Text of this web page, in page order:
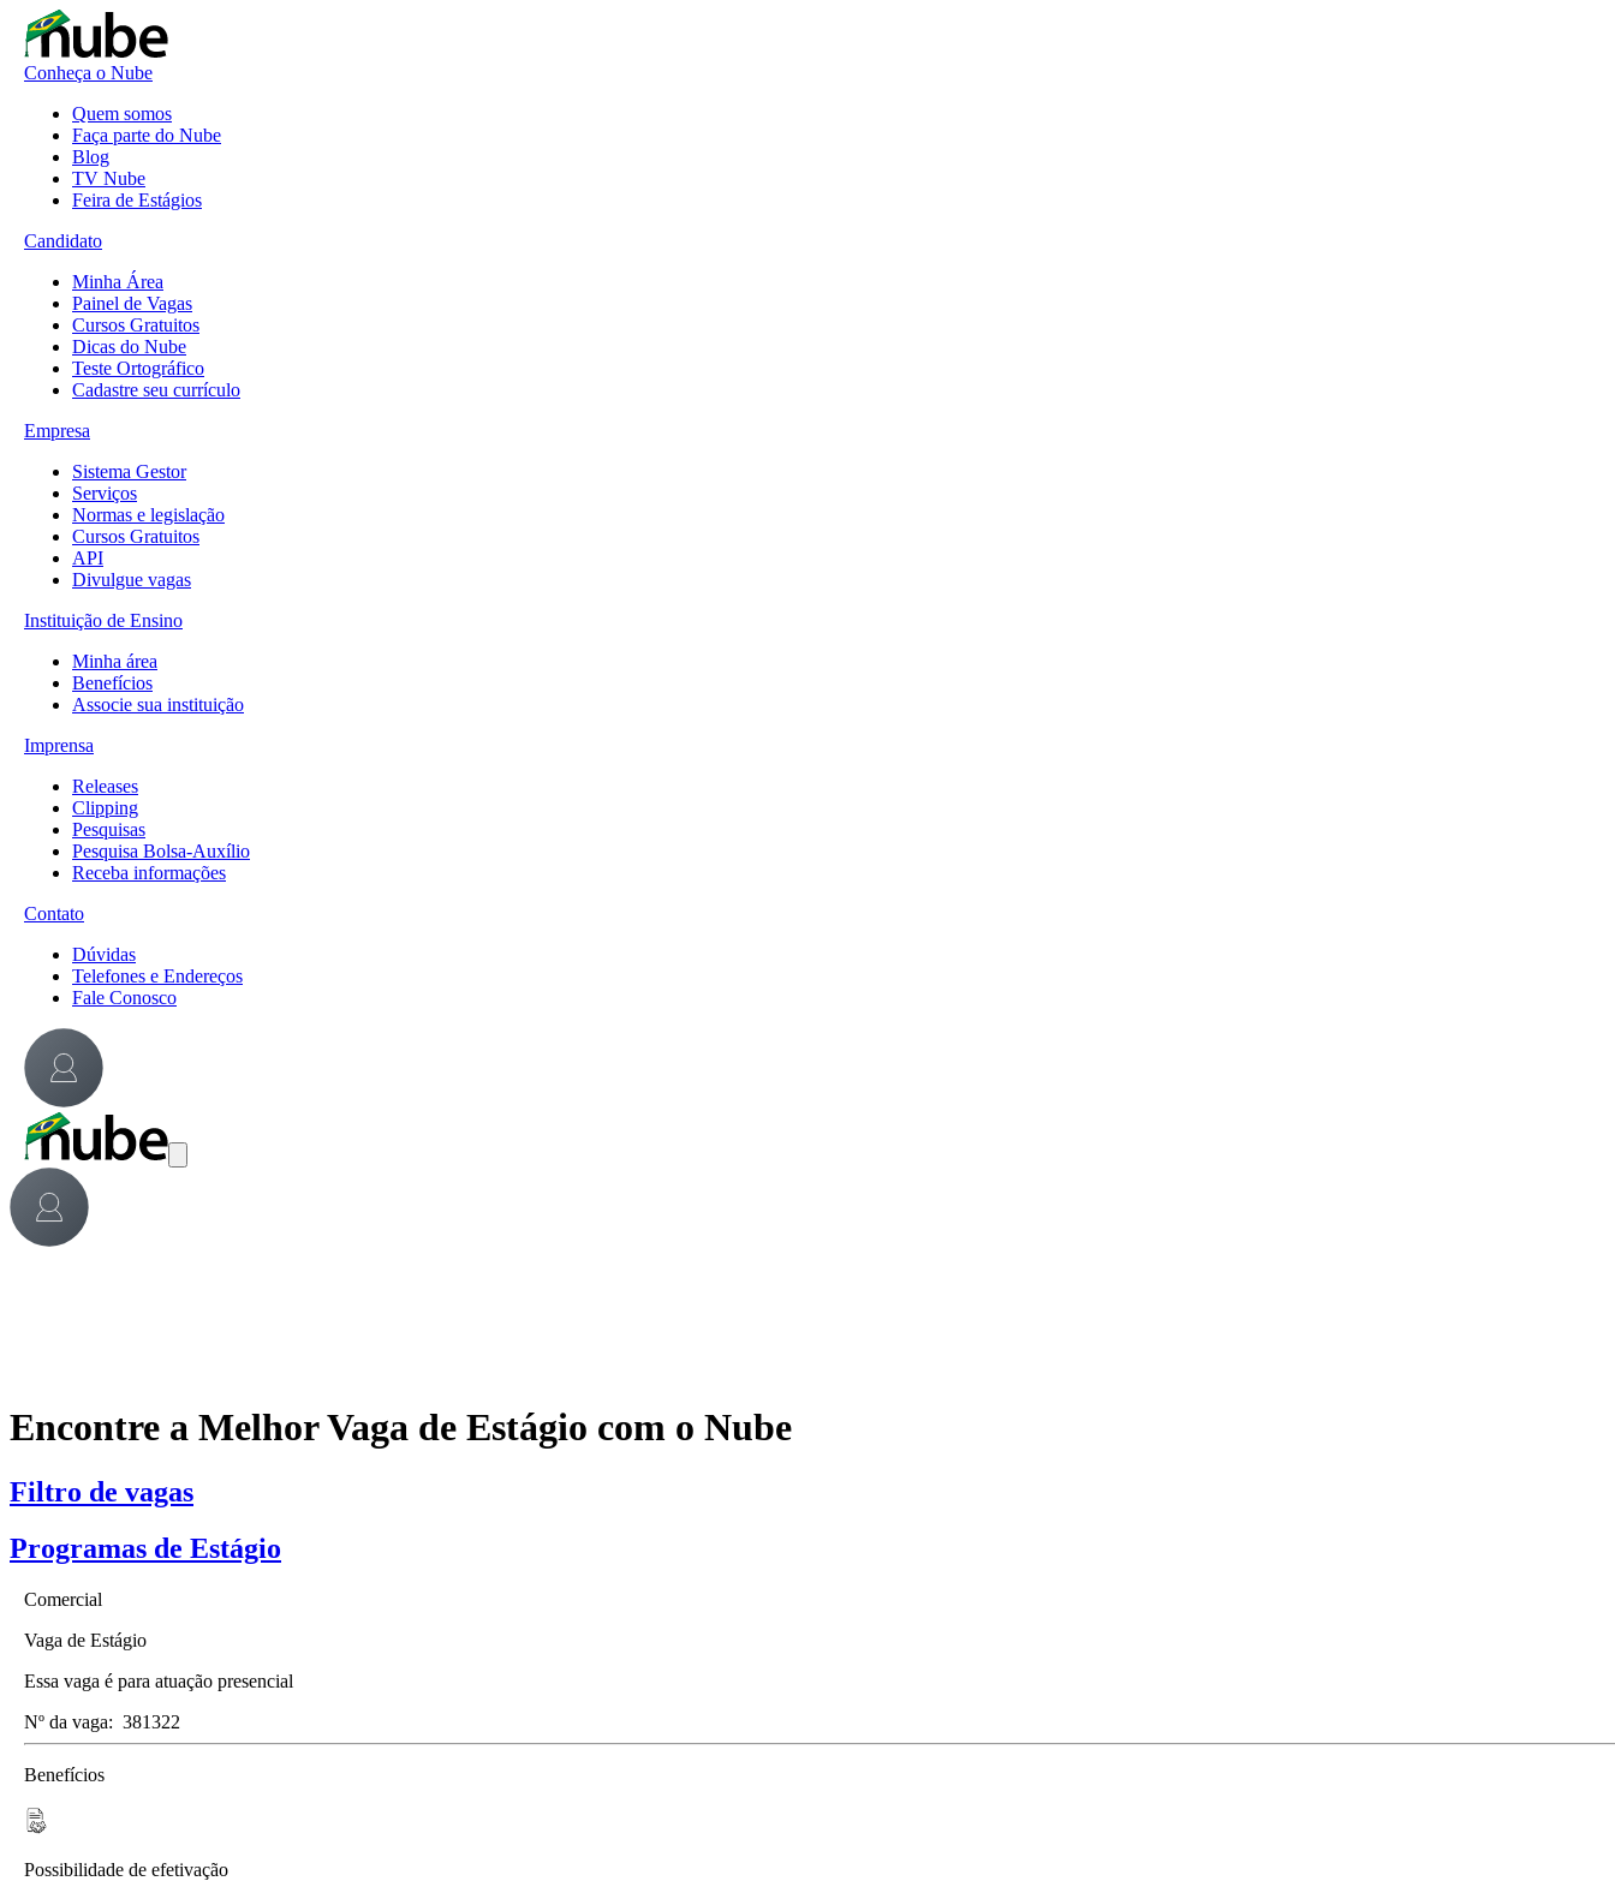
Conheça o Nube
Quem somos
Faça parte do Nube
Blog
TV Nube
Feira de Estágios
Candidato
Minha Área
Painel de Vagas
Cursos Gratuitos
Dicas do Nube
Teste Ortográfico
Cadastre seu currículo
Empresa
Sistema Gestor
Serviços
Normas e legislação
Cursos Gratuitos
API
Divulgue vagas
Instituição de Ensino
Minha área
Benefícios
Associe sua instituição
Imprensa
Releases
Clipping
Pesquisas
Pesquisa Bolsa-Auxílio
Receba informações
Contato
Dúvidas
Telefones e Endereços
Fale Conosco
Encontre a Melhor Vaga de Estágio com o Nube
Filtro de vagas
Programas de Estágio
Comercial
Vaga de Estágio
Essa vaga é para atuação presencial
Nº da vaga: 381322
Benefícios
Possibilidade de efetivação